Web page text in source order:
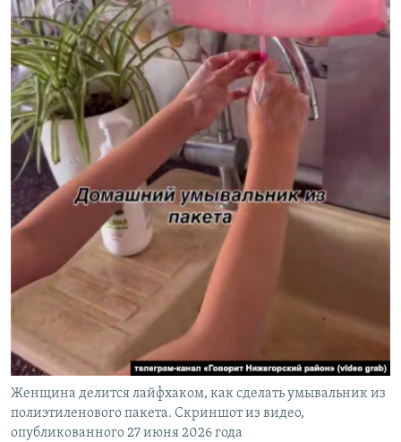
Женщина делится лайфхаком, как сделать умывальник из
полиэтиленового пакета. Скриншот из видео,
опубликованного 27 июня 2026 года